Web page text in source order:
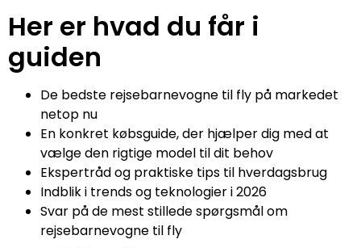
Her er hvad du får i
guiden
De bedste rejsebarnevogne til fly på markedet
netop nu
En konkret købsguide, der hjælper dig med at
vælge den rigtige model til dit behov
Ekspertråd og praktiske tips til hverdagsbrug
Indblik i trends og teknologier i 2026
Svar på de mest stillede spørgsmål om
rejsebarnevogne til fly